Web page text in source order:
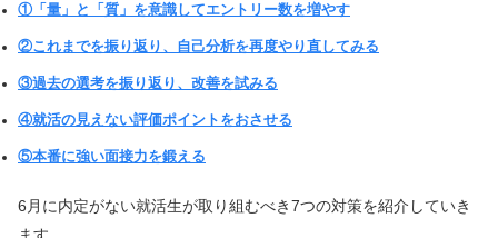
①「量」と「質」を意識してエントリー数を増やす
②これまでを振り返り、自己分析を再度やり直してみる
③過去の選考を振り返り、改善を試みる
④就活の見えない評価ポイントをおさせる
⑤本番に強い面接力を鍛える
6月に内定がない就活生が取り組むべき7つの対策を紹介していき